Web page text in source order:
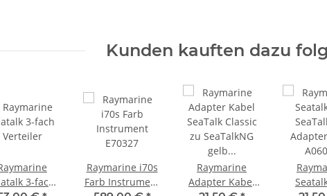
Kunden kauften dazu
3-fach
Raymarine i70s
Farb Instrument
Raymarine
Adapter Kabel